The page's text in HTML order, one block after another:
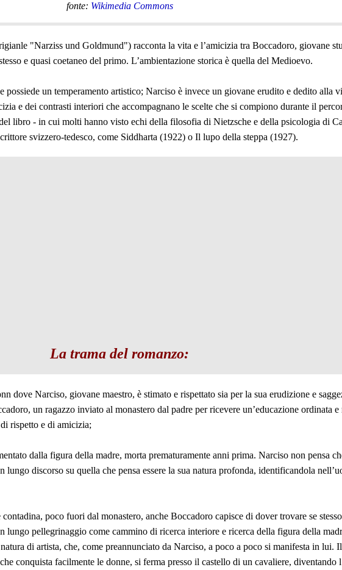
fonte: Wikimedia Commons
"Narziss und Goldmund") racconta la vita e l’amicizia tra Boccadoro, giovane
e quasi coetaneo del primo. L’ambientazione storica è quella del Medioevo.
possiede un temperamento artistico; Narciso è invece un giovane erudito e dedito alla
e dei contrasti interiori che accompagnano le scelte che si compiono durante il
libro - in cui molti hanno visto echi della filosofia di Nietzsche e della psicologia di
svizzero-tedesco, come Siddharta (1922) o Il lupo della steppa (1927).
La trama del romanzo:
dove Narciso, giovane maestro, è stimato e rispettato sia per la sua erudizione e
un ragazzo inviato al monastero dal padre per ricevere un’educazione ordinata
rispetto e di amicizia;
dalla figura della madre, morta prematuramente anni prima. Narciso non pensa
discorso su quella che pensa essere la sua natura profonda, identificandola
poco fuori dal monastero, anche Boccadoro capisce di dover trovare se
lungo pellegrinaggio come cammino di ricerca interiore e ricerca della figura della
di artista, che, come preannunciato da Narciso, a poco a poco si manifesta in lui.
conquista facilmente le donne, si ferma presso il castello di un cavaliere, diventando